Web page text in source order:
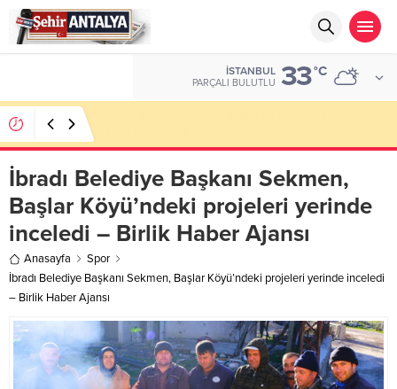
İSTANBUL
PARÇALI BULUTLU 33°C
İbradı Belediye Başkanı Sekmen,
Başlar Köyü’ndeki projeleri yerinde
inceledi – Birlik Haber Ajansı
Anasayfa
Spor
İbradı Belediye Başkanı Sekmen, Başlar Köyü’ndeki projeleri yerinde inceledi
– Birlik Haber Ajansı